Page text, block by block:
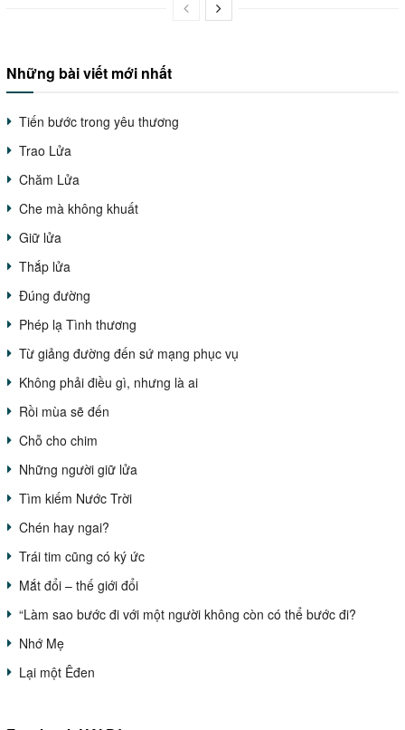
Những bài viết mới nhất
Tiến bước trong yêu thương
Trao Lửa
Chăm Lửa
Che mà không khuất
Giữ lửa
Thắp lửa
Đúng đường
Phép lạ Tình thương
Từ giảng đường đến sứ mạng phục vụ
Không phải điều gì, nhưng là ai
Rồi mùa sẽ đến
Chỗ cho chim
Những người giữ lửa
Tìm kiếm Nước Trời
Chén hay ngai?
Trái tim cũng có ký ức
Mắt đổi – thế giới đổi
“Làm sao bước đi với một người không còn có thể bước đi?
Nhớ Mẹ
Lại một Êđen